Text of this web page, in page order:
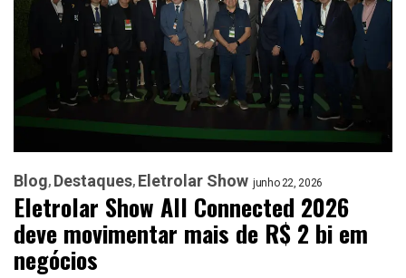
Blog Destaques Eletrolar Show junho 22, 2026
Eletrolar Show All Connected 2026
deve movimentar mais de R$ 2 bi em
negócios